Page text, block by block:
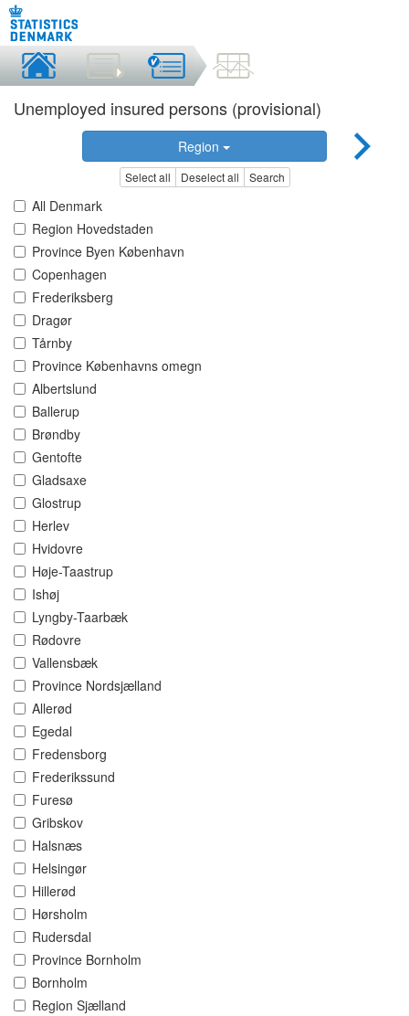
Unemployed insured persons (provisional)
Region
Select all Deselect all Search
All Denmark
Region Hovedstaden
Province Byen København
Copenhagen
Frederiksberg
Dragør
Tårnby
Province Københavns omegn
Albertslund
Ballerup
Brøndby
Gentofte
Gladsaxe
Glostrup
Herlev
Hvidovre
Høje-Taastrup
Ishøj
Lyngby-Taarbæk
Rødovre
Vallensbæk
Province Nordsjælland
Allerød
Egedal
Fredensborg
Frederikssund
Furesø
Gribskov
Halsnæs
Helsingør
Hillerød
Hørsholm
Rudersdal
Province Bornholm
Bornholm
Region Sjælland